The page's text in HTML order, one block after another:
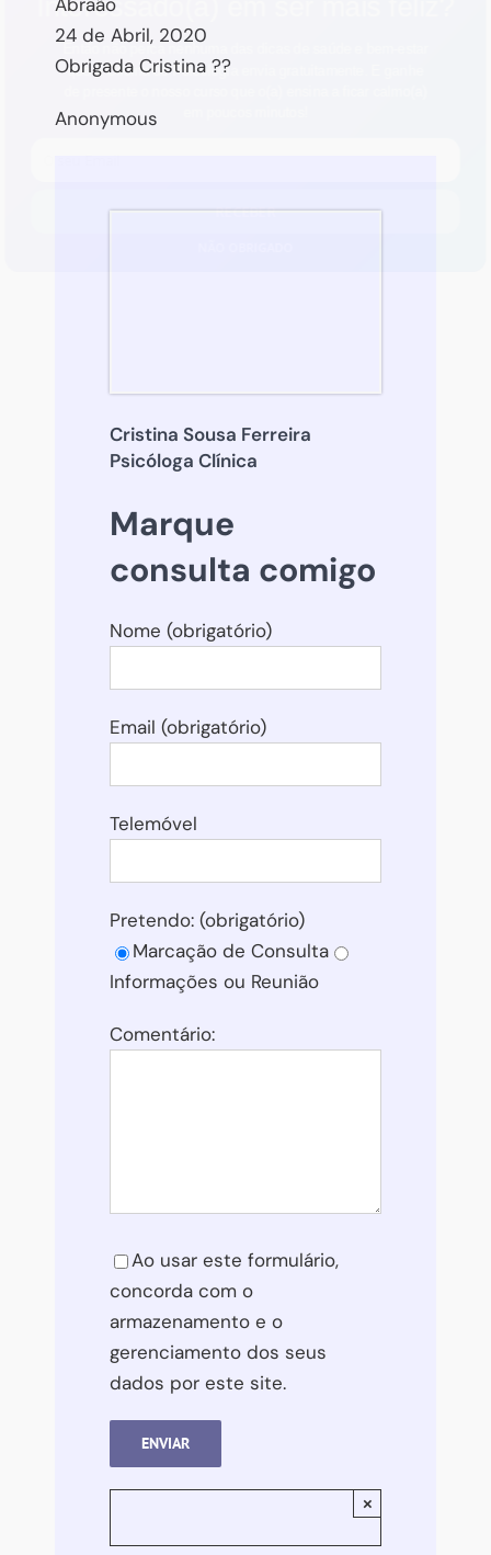
24 de Abril, 2020
Obrigada Cristina ??
Anonymous
Cristina Sousa Ferreira
Psicóloga Clínica
Marque
consulta comigo
Nome (obrigatório)
Email (obrigatório)
Telemóvel
Pretendo: (obrigatório)
Marcação de Consulta
Informações ou Reunião
Comentário:
Ao usar este formulário,
concorda com o
armazenamento e o
gerenciamento dos seus
dados por este site.
×
RECEBER
Então não perca nenhuma das dicas de saúde e bem-estar
que a Oficina de Psicologia envia gratuitamente. E